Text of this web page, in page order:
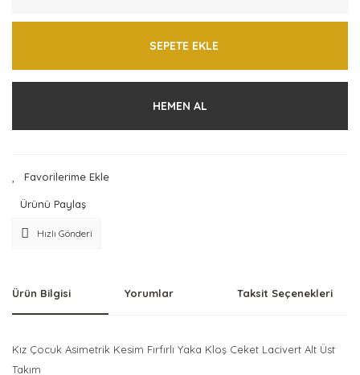
SEPETE EKLE
HEMEN AL
Ürünü Paylaş
Hızlı Gönderi
Ürün Bilgisi Yorumlar Taksit Seçenekleri
Kız Çocuk Asimetrik Kesim Fırfırlı Yaka Kloş Ceket Lacivert Alt Üst
Takım